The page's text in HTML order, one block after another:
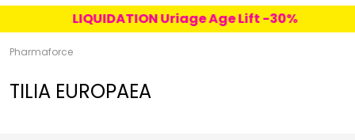
LIQUIDATION Uriage Age Lift -30%
Pharmaforce
TILIA EUROPAEA